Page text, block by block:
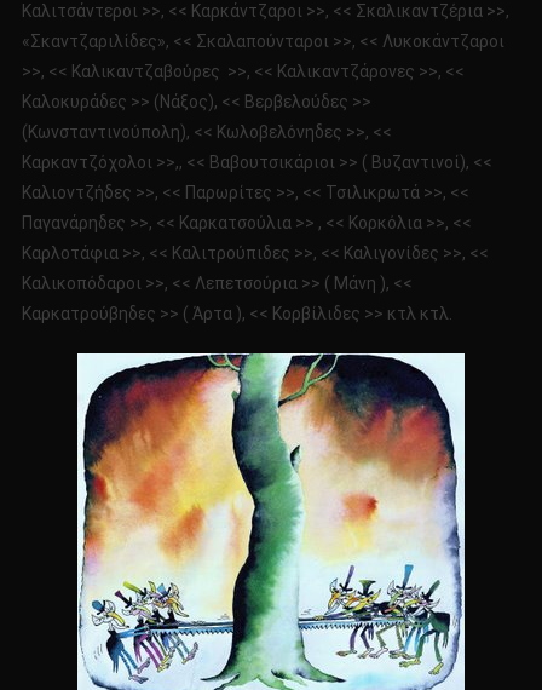
Καλιτσάντεροι >>, << Καρκάντζαροι >>, << Σκαλικαντζέρια >>,
«Σκαντζαριλίδες», << Σκαλαπούνταροι >>, << Λυκοκάντζαροι
>>, << Καλικαντζαβούρες >>, << Καλικαντζάρονες >>, <<
Καλοκυράδες >> (Νάξος), << Βερβελούδες >>
(Κωνσταντινούπολη), << Κωλοβελόνηδες >>, <<
Καρκαντζόχολοι >>,, << Βαβουτσικάριοι >> ( Βυζαντινοί), <<
Καλιοντζήδες >>, << Παρωρίτες >>, << Τσιλικρωτά >>, <<
Παγανάρηδες >>, << Καρκατσούλια >> , << Κορκόλια >>, <<
Καρλοτάφια >>, << Καλιτρούπιδες >>, << Καλιγονίδες >>, <<
Καλικοπόδαροι >>, << Λεπετσούρια >> ( Μάνη ), <<
Καρκατρούβηδες >> ( Άρτα ), << Κορβίλιδες >> κτλ κτλ.